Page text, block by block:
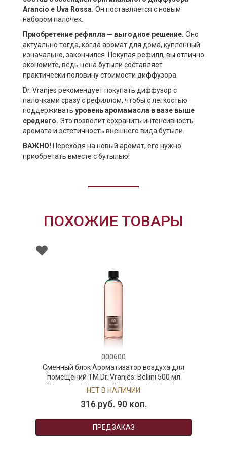
Arancio e Uva Rossa. Он поставляется с новым
набором палочек.
Приобретение рефилла — выгодное решение. Оно
актуально тогда, когда аромат для дома, купленный
изначально, закончился. Покупая рефилл, вы отлично
экономите, ведь цена бутыли составляет
практически половину стоимости диффузора.
Dr. Vranjes рекомендует покупать диффузор с
палочками сразу с рефиллом, чтобы с легкостью
поддерживать уровень аромамасла в вазе выше
среднего. Это позволит сохранить интенсивность
аромата и эстетичность внешнего вида бутыли.
ВАЖНО! Переходя на новый аромат, его нужно
приобретать вместе с бутылью!
ПОХОЖИЕ ТОВАРЫ
000600
Сменный блок Ароматизатор воздуха для
помещений ТМ Dr. Vranjes: Bellini 500 мл
("Коктейль Беллини") Рефилл, Dr. Vranjes
НЕТ В НАЛИЧИИ
316 руб. 90 коп.
ПРЕДЗАКАЗ